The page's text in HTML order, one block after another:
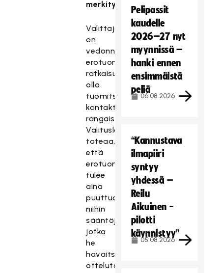
merkitys
Valittaja
on
vedonnut
erotuomarien
ratkaisuun
olla
tuomitsematta
kontaktitilanteesta
rangaistusta.
Valituslautakunta
toteaa,
että
erotuomareiden
tulee
aina
puuttua
niihin
sääntöjenvastaisuuksiin,
jotka
he
havaitsevat
ottelutapahtuman
Pelipassit
kaudelle
2026–27 nyt
myynnissä –
hanki ennen
ensimmäistä
peliä
06.08.2026
“Kannustava
ilmapiiri
syntyy
yhdessä –
Reilu
Aikuinen -
pilotti
käynnistyy”
05.08.2026